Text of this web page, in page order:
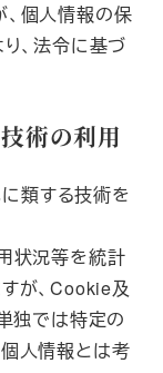
個人情報の保
、法令に基づ
術の利用
類する技術を
状況等を統計
が、Cookie及
独では特定の
人情報とは考